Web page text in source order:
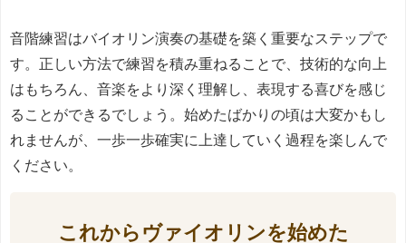
音階練習はバイオリン演奏の基礎を築く重要なステップで
す。正しい方法で練習を積み重ねることで、技術的な向上
はもちろん、音楽をより深く理解し、表現する喜びを感じ
ることができるでしょう。始めたばかりの頃は大変かもし
れませんが、一歩一歩確実に上達していく過程を楽しんで
ください。
これからヴァイオリンを始めた